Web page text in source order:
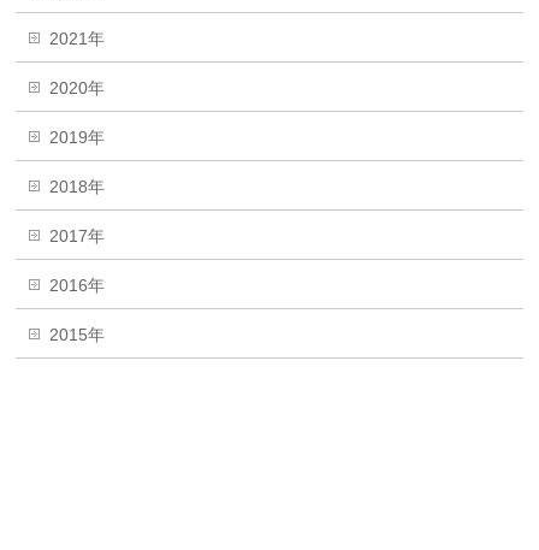
2021年
2020年
2019年
2018年
2017年
2016年
2015年